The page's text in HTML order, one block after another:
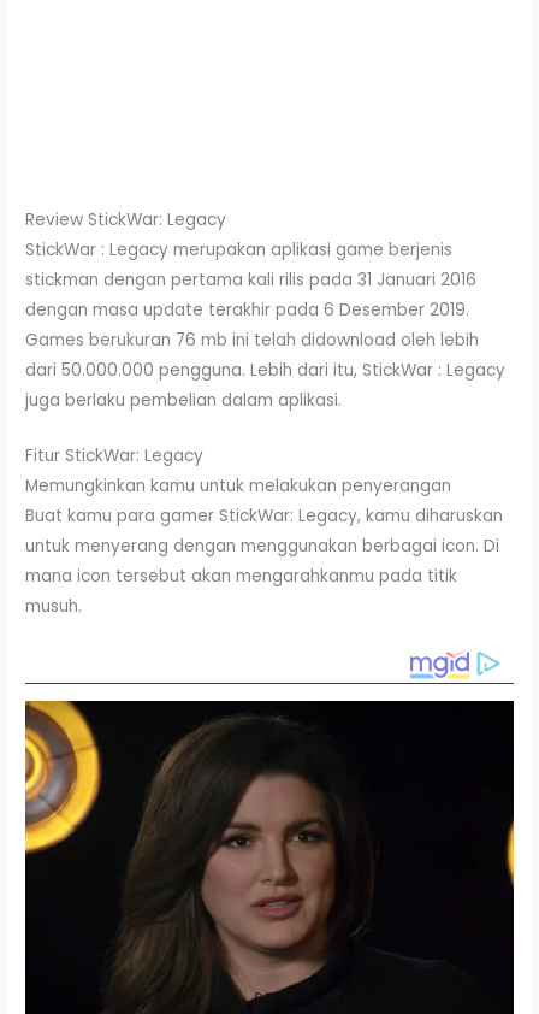
Review StickWar: Legacy
StickWar : Legacy merupakan aplikasi game berjenis
stickman dengan pertama kali rilis pada 31 Januari 2016
dengan masa update terakhir pada 6 Desember 2019.
Games berukuran 76 mb ini telah didownload oleh lebih
dari 50.000.000 pengguna. Lebih dari itu, StickWar : Legacy
juga berlaku pembelian dalam aplikasi.
Fitur StickWar: Legacy
Memungkinkan kamu untuk melakukan penyerangan
Buat kamu para gamer StickWar: Legacy, kamu diharuskan
untuk menyerang dengan menggunakan berbagai icon. Di
mana icon tersebut akan mengarahkanmu pada titik
musuh.